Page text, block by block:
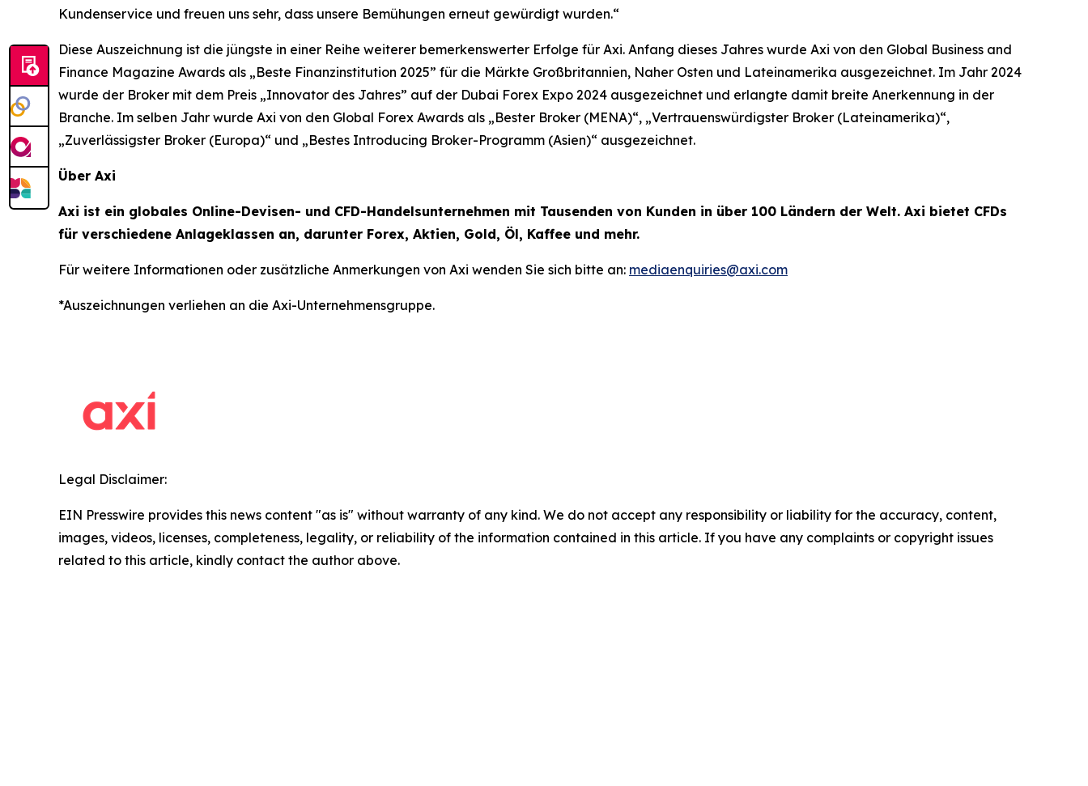
Kundenservice und freuen uns sehr, dass unsere Bemühungen erneut gewürdigt wurden.“
Diese Auszeichnung ist die jüngste in einer Reihe weiterer bemerkenswerter Erfolge für Axi. Anfang dieses Jahres wurde Axi von den Global Business and
Finance Magazine Awards als „Beste Finanzinstitution 2025” für die Märkte Großbritannien, Naher Osten und Lateinamerika ausgezeichnet. Im Jahr 2024
wurde der Broker mit dem Preis „Innovator des Jahres” auf der Dubai Forex Expo 2024 ausgezeichnet und erlangte damit breite Anerkennung in der
Branche. Im selben Jahr wurde Axi von den Global Forex Awards als „Bester Broker (MENA)“, „Vertrauenswürdigster Broker (Lateinamerika)“,
„Zuverlässigster Broker (Europa)“ und „Bestes Introducing Broker-Programm (Asien)“ ausgezeichnet.
Über Axi
Axi ist ein globales Online-Devisen- und CFD-Handelsunternehmen mit Tausenden von Kunden in über 100 Ländern der Welt. Axi bietet CFDs
für verschiedene Anlageklassen an, darunter Forex, Aktien, Gold, Öl, Kaffee und mehr.
Für weitere Informationen oder zusätzliche Anmerkungen von Axi wenden Sie sich bitte an: mediaenquiries@axi.com
*Auszeichnungen verliehen an die Axi-Unternehmensgruppe.
Legal Disclaimer:
EIN Presswire provides this news content "as is" without warranty of any kind. We do not accept any responsibility or liability for the accuracy, content,
images, videos, licenses, completeness, legality, or reliability of the information contained in this article. If you have any complaints or copyright issues
related to this article, kindly contact the author above.